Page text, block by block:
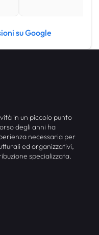
su Google
in un piccolo punto
degli anni ha
necessaria per
ed organizzativi,
specializzata.